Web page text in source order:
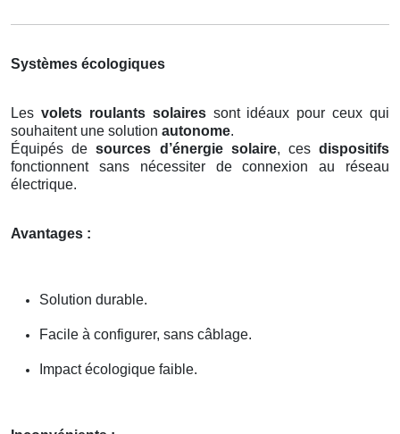
Systèmes écologiques
Les volets roulants solairessont idéaux pour ceux qui
souhaitent une solution autonome.
Équipés desources d’énergie solaire, cesdispositifs
fonctionnent sans nécessiter de connexion au réseau
électrique.
Avantages :
Solution durable.
Facile à configurer, sans câblage.
Impact écologique faible.